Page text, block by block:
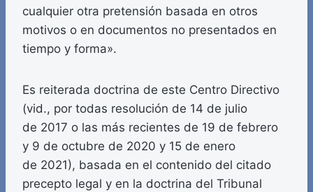
cualquier otra pretensión basada en otros
motivos o en documentos no presentados en
tiempo y forma».
Es reiterada doctrina de este Centro Directivo
(vid., por todas resolución de 14 de julio
de 2017 o las más recientes de 19 de febrero
y 9 de octubre de 2020 y 15 de enero
de 2021), basada en el contenido del citado
precepto legal y en la doctrina del Tribunal